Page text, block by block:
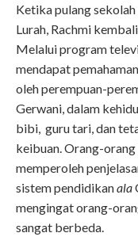
Ketika pulang
Lurah, Rachmi
Melalui program
mendapat
oleh perempuan-
Gerwani, dalam
bibi, guru tari, dan
keibuan. Orang-
memperoleh
sistem pendidikanala
mengingat orang-
sangat berbeda.